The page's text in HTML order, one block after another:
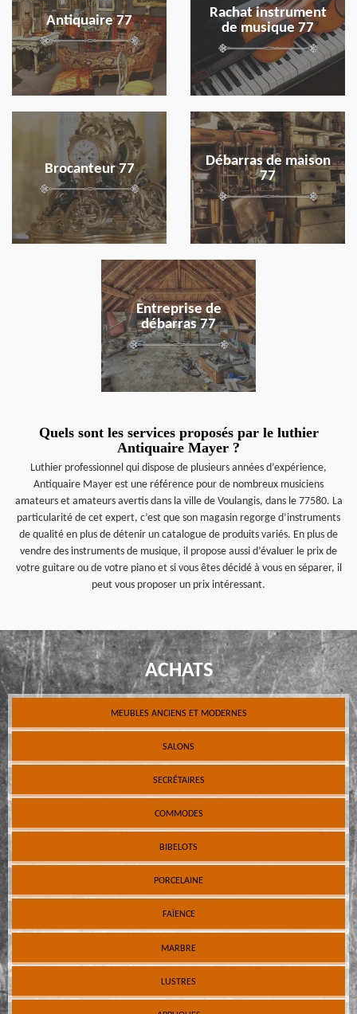
Antiquaire 77
Rachat instrument
de musique 77
Brocanteur 77
en savoir plus
Débarras de maison
77
en savoir plus
Entreprise de
débarras 77
en savoir plus
Quels sont les services proposés par le luthier
Antiquaire Mayer ?
Luthier professionnel qui dispose de plusieurs années d’expérience,
Antiquaire Mayer est une référence pour de nombreux musiciens
amateurs et amateurs avertis dans la ville de Voulangis, dans le 77580. La
particularité de cet expert, c’est que son magasin regorge d’instruments
de qualité en plus de détenir un catalogue de produits variés. En plus de
vendre des instruments de musique, il propose aussi d’évaluer le prix de
votre guitare ou de votre piano et si vous êtes décidé à vous en séparer, il
peut vous proposer un prix intéressant.
ACHATS
MEUBLES ANCIENS ET MODERNES
SALONS
SECRÉTAIRES
COMMODES
BIBELOTS
PORCELAINE
FAÏENCE
MARBRE
LUSTRES